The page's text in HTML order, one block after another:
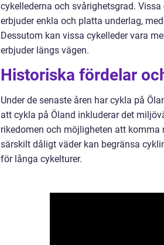
cykellederna och svårighetsgrad.
erbjuder enkla och platta underlag,
Dessutom kan vissa cykelleder vara
erbjuder längs vägen.
Historiska fördelar
Under de senaste åren har cykla på
att cykla på Öland inkluderar det
rikedomen och möjligheten att
särskilt dåligt väder kan begränsa
för långa cykelturer.